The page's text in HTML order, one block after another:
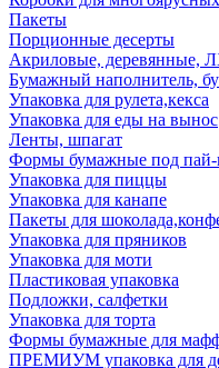
Пакеты
Порционные десерты
Акриловые, деревянные,
Бумажный наполнитель,
Упаковка для рулета,кекса
Упаковка для еды на вынос
Ленты, шпагат
Формы бумажные под
Упаковка для пиццы
Упаковка для канапе
Пакеты для
Упаковка для пряников
Упаковка для моти
Пластиковая упаковка
Подложки, салфетки
Упаковка для торта
Формы бумажные для
ПРЕМИУМ упаковка для